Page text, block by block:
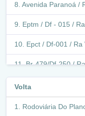
Avenida Paranoá /
Eptm / Df - 015 /
Epct / Df-001 / Ra
Br-479/Df-250 /
Epct / Df-001 / Ra
Epct / Df-001 / Ra
Volta
Rodoviária Do